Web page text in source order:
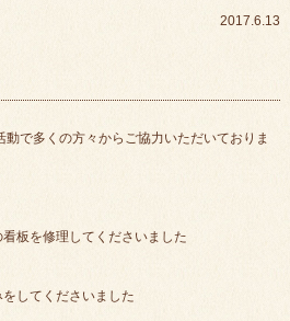
2017.6.13
で多くの方々からご協力いただいておりま
を修理してくださいました
してくださいました